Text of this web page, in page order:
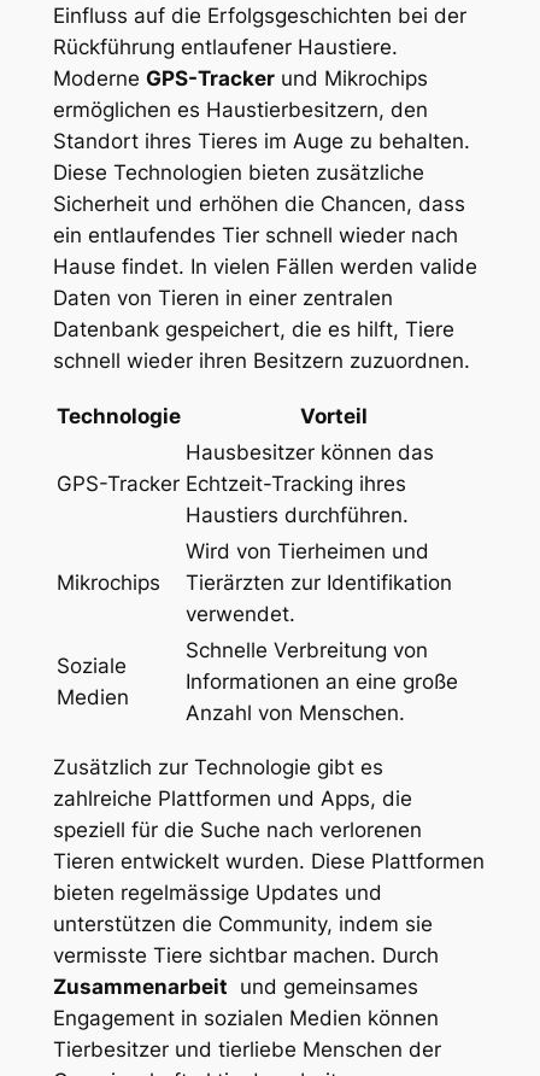
‍Einfluss auf die Erfolgsgeschichten bei der
Rückführung entlaufener Haustiere.
Moderne GPS-Trackerund Mikrochips
ermöglichen‌ es Haustierbesitzern, den
Standort ihres Tieres im Auge⁤ zu⁤ behalten.⁢
Diese Technologien bieten zusätzliche
Sicherheit und ‍erhöhen die Chancen, dass
ein entlaufendes Tier schnell wieder‌ nach
Hause​ findet. In vielen Fällen werden‌ valide
Daten von Tieren in einer ‍zentralen
Datenbank gespeichert, die es hilft, Tiere
schnell wieder ihren​ Besitzern zuzuordnen.
Technologie Vorteil
GPS-Tracker
Hausbesitzer können das‍
Echtzeit-Tracking ​ihres
Haustiers durchführen.
Mikrochips
Wird von Tierheimen⁣ und⁤
Tierärzten ⁤zur ​Identifikation
verwendet.
Soziale
‌Medien
Schnelle Verbreitung von
Informationen an eine große​
Anzahl von‌ Menschen.
Zusätzlich zur Technologie ​gibt ‌es
zahlreiche Plattformen und Apps, die
speziell‌ für die Suche nach verlorenen
Tieren entwickelt wurden. Diese Plattformen
bieten regelmässige Updates und
unterstützen die​ Community, indem sie
vermisste⁢ Tiere sichtbar⁢ machen. Durch
Zusammenarbeit ​ und gemeinsames
Engagement in sozialen Medien können
Tierbesitzer‌ und tierliebe Menschen der